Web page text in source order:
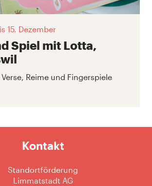
15. Dezember
Spiel mit Lotta,
Reime und Fingerspiele
Kontakt
Standortförderung
Limmatstadt AG